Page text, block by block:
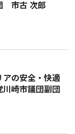
市古 次郎
の安全・快適
崎市議団副団